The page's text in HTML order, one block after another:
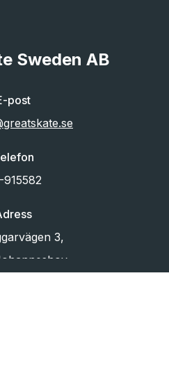
Sweden AB
post
3,